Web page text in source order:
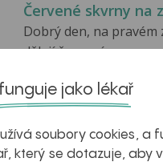
Červené skvrny na
Dobrý den, na pravém
dělají červené...
Rýha na jazyku
Dobrý den, uprostřed
jako lékař
soubory cookies, a
který se dotazuje, aby